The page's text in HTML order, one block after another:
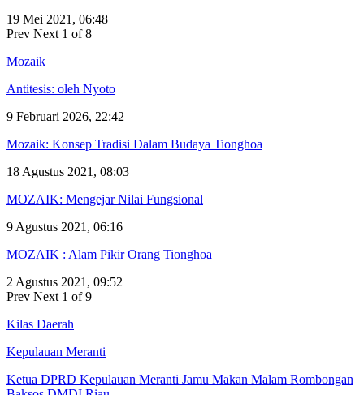
19 Mei 2021, 06:48
Prev Next 1 of 8
Mozaik
Antitesis: oleh Nyoto
9 Februari 2026, 22:42
Mozaik: Konsep Tradisi Dalam Budaya Tionghoa
18 Agustus 2021, 08:03
MOZAIK: Mengejar Nilai Fungsional
9 Agustus 2021, 06:16
MOZAIK : Alam Pikir Orang Tionghoa
2 Agustus 2021, 09:52
Prev Next 1 of 9
Kilas Daerah
Kepulauan Meranti
Ketua DPRD Kepulauan Meranti Jamu Makan Malam Rombongan